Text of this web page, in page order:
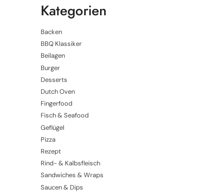
Kategorien
Backen
BBQ Klassiker
Beilagen
Burger
Desserts
Dutch Oven
Fingerfood
Fisch & Seafood
Geflügel
Pizza
Rezept
Rind- & Kalbsfleisch
Sandwiches & Wraps
Saucen & Dips